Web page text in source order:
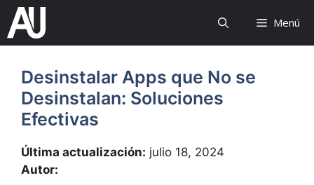
Saltar
contenido
Menú
Desinstalar Apps que No se
Desinstalan: Soluciones
Efectivas
Última actualización: julio 18, 2024
Autor: